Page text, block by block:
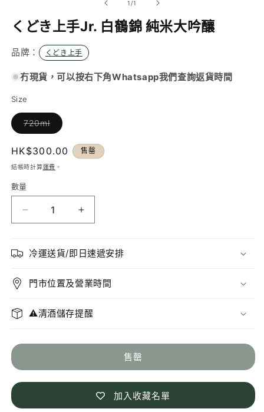
視
窗
開
多
體
案
1
1 //1
くどき上手Jr. 白鶴錦 純米大吟釀
品牌： くどき上手
冇現貨，可以按右下角Whatsapp我們查詢返貨時間
Size
720ml
已
售
罄
或
供
定
價
HK$300.00 售罄
結帳時計算運費 。
數量
き
手
Jr.
白
米
大
き
手
Jr.
白
米
大
冷運送貨/即日速遞安排
門市位置及營業時間
⚠️清酒儲存提醒
售罄
加入收藏名單